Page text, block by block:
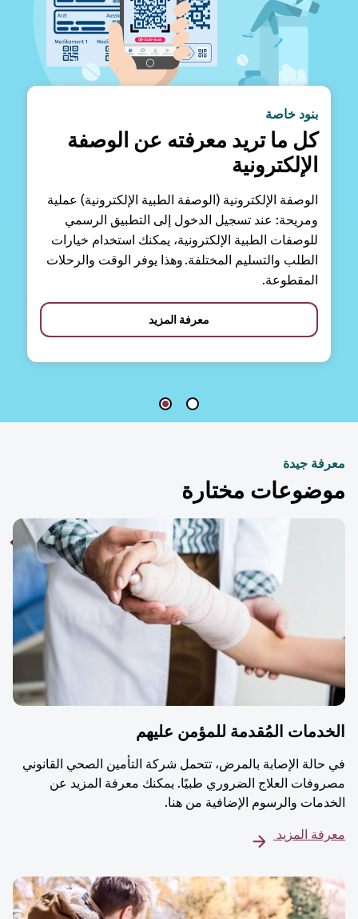
بنود خاصة
كل ما تريد معرفته عن الوصفة
الإلكترونية
الوصفة الإلكترونية (الوصفة الطبية الإلكترونية) عملية
ومريحة: عند تسجيل الدخول إلى التطبيق الرسمي
للوصفات الطبية الإلكترونية، يمكنك استخدام خيارات
الطلب والتسليم المختلفة. وهذا يوفر الوقت والرحلات
المقطوعة.
معرفة المزيد
جيدة
مختارة
المُقدمة للمؤمن عليهم
الإصابة بالمرض، تتحمل شركة التأمين الصحي القانوني
العلاج الضروري طبيًا. يمكنك معرفة المزيد عن
والرسوم الإضافية من هنا.
المزيد